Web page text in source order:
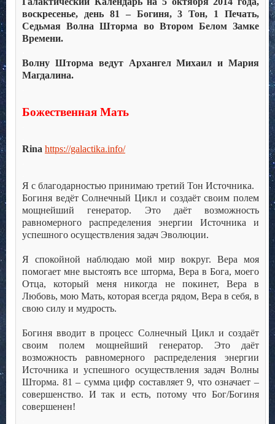
воскресенье, день 81 – Богиня, 3 Тон, 1 Печать,
Седьмая Волна Шторма во Втором Белом Замке
Времени.
Волну Шторма ведут Архангел Михаил и Мария
Магдалина.
Божественная Мать
Rina https://galactika.info/
Я с благодарностью принимаю третий Тон Источника.
Богиня ведёт Солнечный Цикл и создаёт своим полем
мощнейший генератор. Это даёт возможность
равномерного распределения энергии Источника и
успешного осуществления задач Эволюции.
Я спокойной наблюдаю мой мир вокруг. Вера моя
помогает мне выстоять все шторма, Вера в Бога, моего
Отца, который меня никогда не покинет, Вера в
Любовь, мою Мать, которая всегда рядом, Вера в себя, в
свою силу и мудрость.
Богиня вводит в процесс Солнечный Цикл и создаёт
своим полем мощнейший генератор. Это даёт
возможность равномерного распределения энергии
Источника и успешного осуществления задач Волны
Шторма. 81 – сумма цифр составляет 9, что означает –
совершенство. И так и есть, потому что Бог/Богиня
совершенен!